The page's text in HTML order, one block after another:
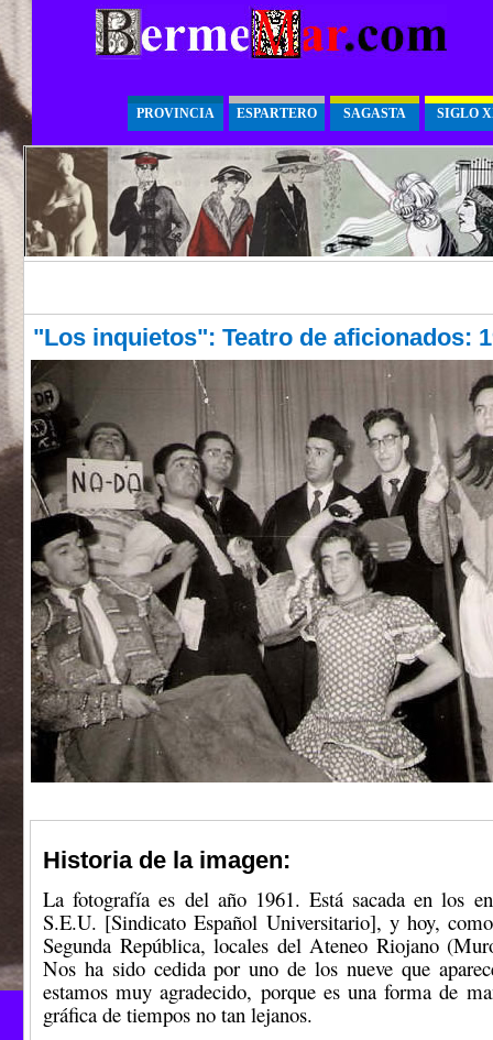
PROVINCIA ESPARTERO SAGASTA SIGLO
"Los inquietos": Teatro de aficionados:
Historia de la imagen:
La fotografía es del año 1961. Está sacada en los
S.E.U. [Sindicato Español Universitario], y hoy,
Segunda República, locales del Ateneo Riojano
Nos ha sido cedida por uno de los nueve que
estamos muy agradecido, porque es una forma de
gráfica de tiempos no tan lejanos.